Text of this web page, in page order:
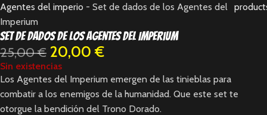
Agentes del imperio - Set de dados de los Agentes del
Imperium
Set de dados de los Agentes del Imperium
25,00€ 20,00 €
Sin existencias
Los Agentes del Imperium emergen de las tinieblas para
combatir a los enemigos de la humanidad. Que este set te
otorgue la bendición del Trono Dorado.